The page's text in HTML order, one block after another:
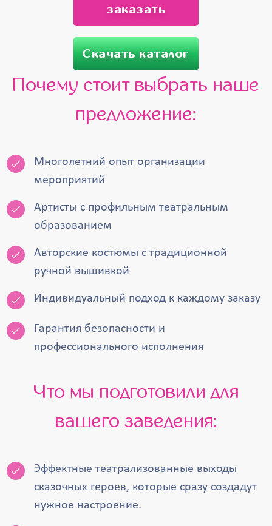
заказать
Скачать каталог
Почему стоит выбрать наше
предложение:
Многолетний опыт организации
мероприятий
Артисты с профильным театральным
образованием
Авторские костюмы с традиционной
ручной вышивкой
Индивидуальный подход к каждому заказу
Гарантия безопасности и
профессионального исполнения
Что мы подготовили для
вашего заведения:
Эффектные театрализованные выходы
сказочных героев, которые сразу создадут
нужное настроение.